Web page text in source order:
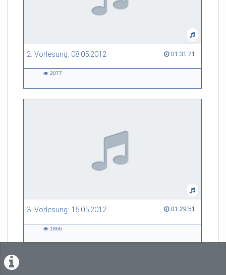
2. Vorlesung: 08.05.2012 01:31:21
01:31:21 duration
2077
3. Vorlesung: 15.05.2012 01:29:51
01:29:51 duration
1866